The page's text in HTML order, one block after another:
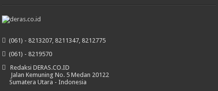
(061) - 8213207, 8211347, 8212775
(061) - 8219570
Redaksi DERAS.CO.ID
Jalan Kemuning No. 5 Medan 20122
Sumatera Utara - Indonesia